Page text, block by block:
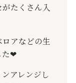
たくさん入
アなどの生
❤︎
アレンジし